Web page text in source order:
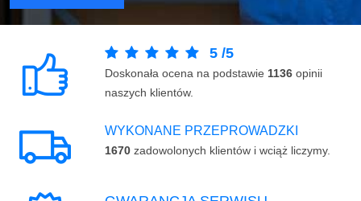
5 /5
Doskonała ocena na podstawie 1136 opinii
naszych klientów.
WYKONANE PRZEPROWADZKI
1670 zadowolonych klientów i wciąż liczymy.